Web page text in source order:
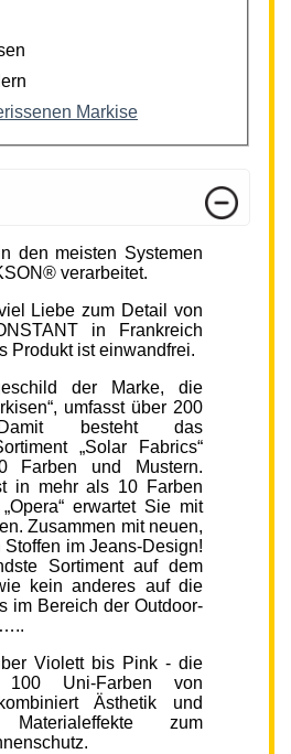
Markise
den meisten Systemen
verarbeitet.
Liebe zum Detail von
in Frankreich
Produkt ist einwandfrei.
der Marke, die
umfasst über 200
besteht das
„Solar Fabrics“
Farben und Mustern.
in mehr als 10 Farben
erwartet Sie mit
Zusammen mit neuen,
im Jeans-Design!
Sortiment auf dem
kein anderes auf die
im Bereich der Outdoor-
Violett bis Pink - die
Uni-Farben von
Ästhetik und
Materialeffekte zum